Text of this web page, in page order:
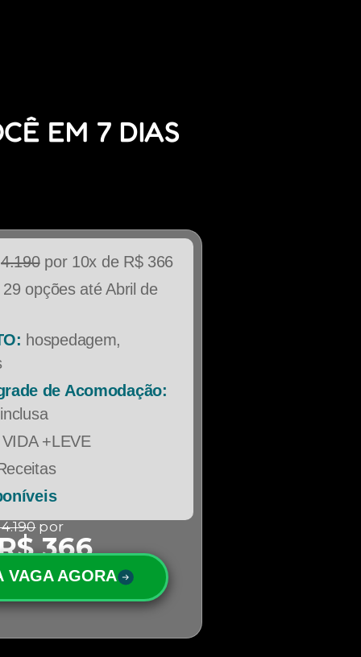
EM 7 DIAS
4.190por 10x de R$ 366
29 opções até Abril de
hospedagem,
de Acomodação:
+LEVE
por
366
VAGA AGORA